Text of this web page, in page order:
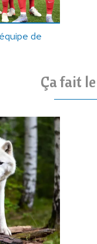
de
Ça fait